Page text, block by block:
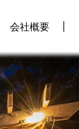
会社概要